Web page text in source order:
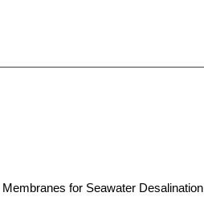
for Seawater Desalination